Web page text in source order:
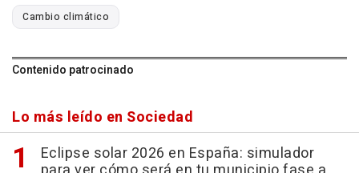
Cambio climático
Contenido patrocinado
Lo más leído en Sociedad
Eclipse solar 2026 en España: simulador